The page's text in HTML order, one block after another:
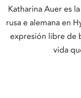
Katharina Auer es
rusa e alemana en
expresión libre de
vida